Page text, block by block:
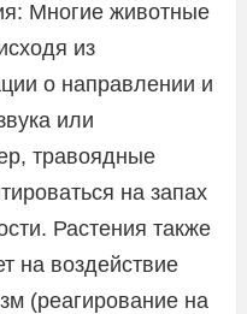
Многие животные
из
о направлении и
или
травоядные
на запах
Растения также
на воздействие
(реагирование на